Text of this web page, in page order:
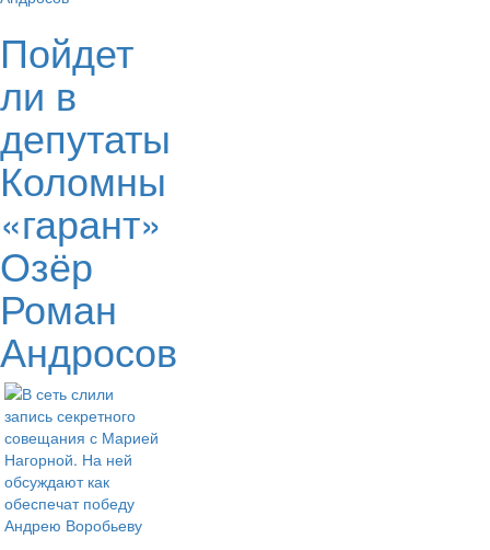
Пойдет
ли в
депутаты
Коломны
«гарант»
Озёр
Роман
Андросов